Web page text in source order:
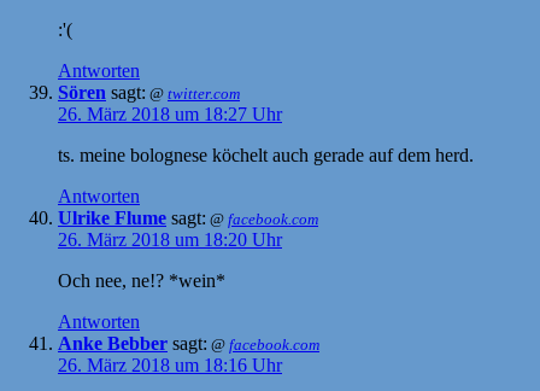
:'(
Antworten
Sören sagt: @ twitter.com
26. März 2018 um 18:27 Uhr
ts. meine bolognese köchelt auch gerade auf dem herd.
Antworten
Ulrike Flume sagt: @ facebook.com
26. März 2018 um 18:20 Uhr
Och nee, ne!? *wein*
Antworten
Anke Bebber sagt: @ facebook.com
26. März 2018 um 18:16 Uhr